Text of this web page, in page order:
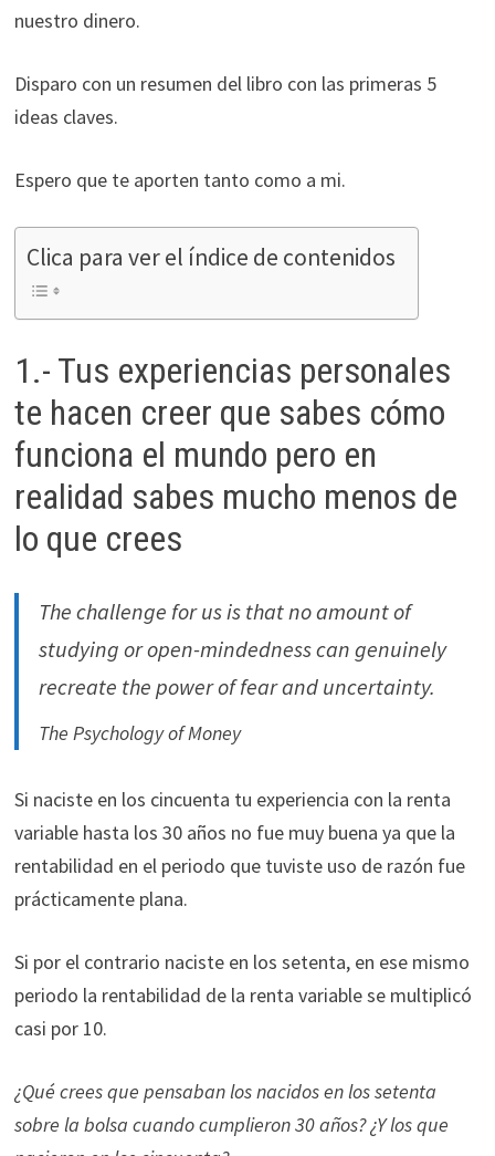
nuestro dinero.
Disparo con un resumen del libro con las primeras 5
ideas claves.
Espero que te aporten tanto como a mi.
Clica para ver el índice de contenidos
1.- Tus experiencias personales
te hacen creer que sabes cómo
funciona el mundo pero en
realidad sabes mucho menos de
lo que crees
The challenge for us is that no amount of
studying or open-mindedness can genuinely
recreate the power of fear and uncertainty.
The Psychology of Money
Si naciste en los cincuenta tu experiencia con la renta
variable hasta los 30 años no fue muy buena ya que la
rentabilidad en el periodo que tuviste uso de razón fue
prácticamente plana.
Si por el contrario naciste en los setenta, en ese mismo
periodo la rentabilidad de la renta variable se multiplicó
casi por 10.
¿Qué crees que pensaban los nacidos en los setenta
sobre la bolsa cuando cumplieron 30 años? ¿Y los que